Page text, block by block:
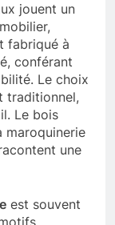
jouent un
fabriqué à
conférant
Le choix
traditionnel,
Le bois
maroquinerie
une
est souvent